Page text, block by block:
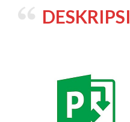
DESKRIPSI